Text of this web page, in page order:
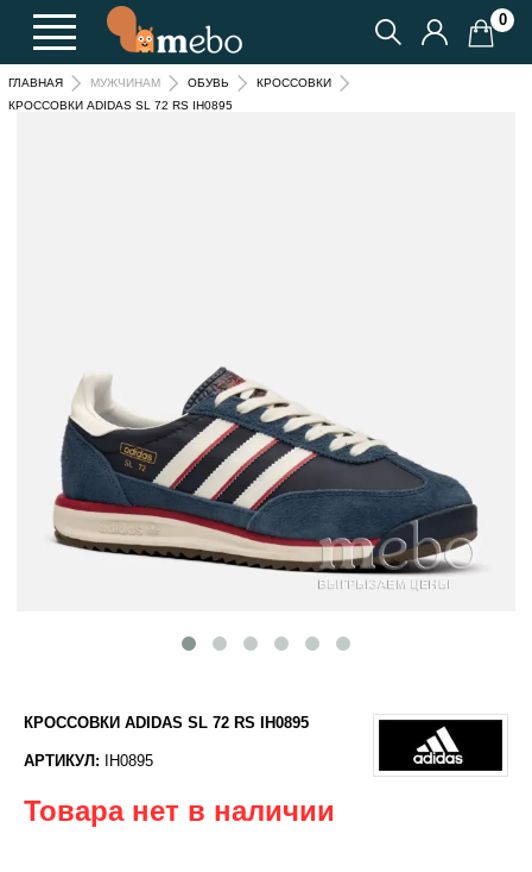
0
ГЛАВНАЯ МУЖЧИНАМ ОБУВЬ
КРОССОВКИ
КРОССОВКИ ADIDAS SL 72 RS IH0895
КРОССОВКИ ADIDAS SL 72 RS IH0895
АРТИКУЛ: IH0895
Товара нет в наличии